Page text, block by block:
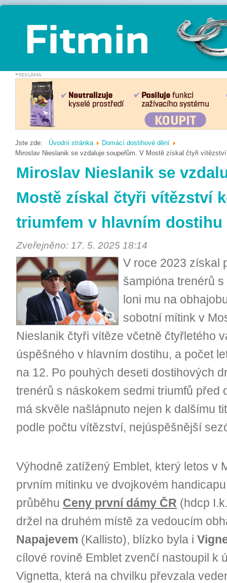
Jste zde: Úvodní stránka
Domácí dostihové dění
Miroslav Nieslanik se vzdaluje soupeřům. V Mostě získal čtyři
Miroslav Nieslanik se
Mostě získal čtyři vítězství
triumfem v hlavním dostihu
Zveřejněno: 17. 5. 2025 18:14
V roce 2023 získal
šampióna trenérů
loni mu na
sobotní mítink v
Nieslanik čtyři vítěze včetně čtyřletého
úspěšného v hlavním dostihu, a počet
na 12. Po pouhých deseti dostihových
trenérů s náskokem sedmi triumfů před
má skvěle našlápnuto nejen k dalšímu
podle počtu vítězství, nejúspěšnější
Výhodně zatížený Emblet, který letos v
prvním mítinku ve dvojkovém
průběhu Ceny první dámy ČR (hdcp
držel na druhém místě za vedoucím
Napajevem (Kallisto), blízko byla i
cílové rovině Emblet zvenčí nastoupil k
Vignetta, která na chvilku převzala